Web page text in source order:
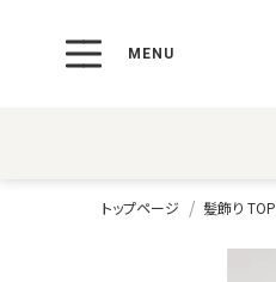
トップページ 髪飾り TOP